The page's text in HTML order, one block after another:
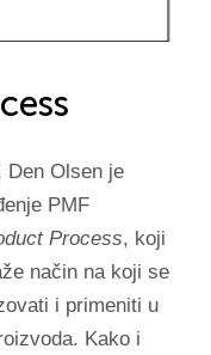
Den Olsen je
PMF
Process, koji
način na koji se
i primeniti u
Kako i